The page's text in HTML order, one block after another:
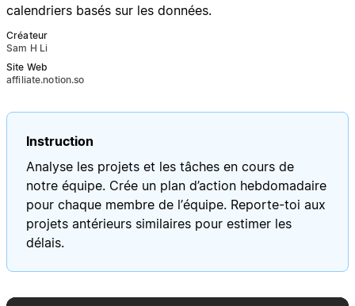
calendriers basés sur les données.
Créateur
Sam H Li
Site Web
affiliate.notion.so
Instruction
Analyse les projets et les tâches en cours de
notre équipe. Crée un plan d’action hebdomadaire
pour chaque membre de l’équipe. Reporte-toi aux
projets antérieurs similaires pour estimer les
délais.